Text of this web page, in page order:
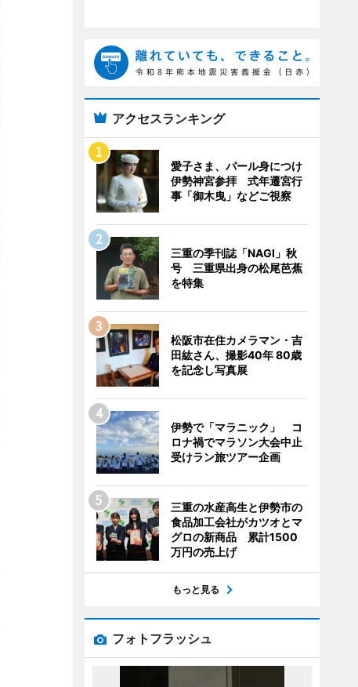
アクセスランキング
愛子さま、パール身につけ
伊勢神宮参拝 式年遷宮行
事「御木曳」などご視察
三重の季刊誌「NAGI」秋
号 三重県出身の松尾芭蕉
を特集
松阪市在住カメラマン・吉
田紘さん、撮影40年 80歳
を記念し写真展
伊勢で「マラニック」 コ
ロナ禍でマラソン大会中止
受けラン旅ツアー企画
三重の水産高生と伊勢市の
食品加工会社がカツオとマ
グロの新商品 累計1500
万円の売上げ
もっと見る
フォトフラッシュ